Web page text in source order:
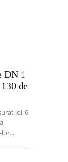
DN 1
de
joi, 6